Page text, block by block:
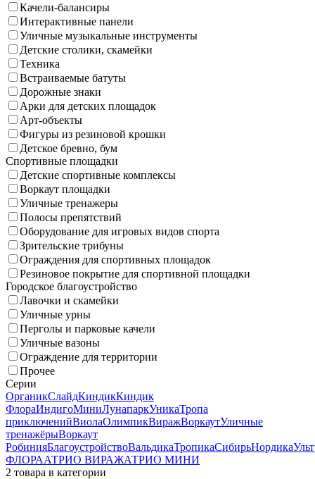
Качели-балансиры
Интерактивные панели
Уличные музыкальные инструменты
Детские столики, скамейки
Техника
Встраиваемые батуты
Дорожные знаки
Арки для детских площадок
Арт-объекты
Фигуры из резиновой крошки
Детское бревно, бум
Спортивные площадки
Детские спортивные комплексы
Воркаут площадки
Уличные тренажеры
Полосы препятствий
Оборудование для игровых видов спорта
Зрительские трибуны
Ограждения для спортивных площадок
Резиновое покрытие для спортивной площадки
Городское благоустройство
Лавочки и скамейки
Уличные урны
Перголы и парковые качели
Уличные вазоны
Ограждение для территории
Прочее
Серии
ОрганикСлайдКиндикКиндик
ФлораИндигоМиниЛунапаркУникаТропа
приключенийВиолаОлимпикВиражВоркаутУличные
тренажёрыВоркаут
РобинияБлагоустройствоВальдикаТропикаСибирьНордика
ФЛОРААТРИО ВИРАЖАТРИО МИНИ
2 товара в категории